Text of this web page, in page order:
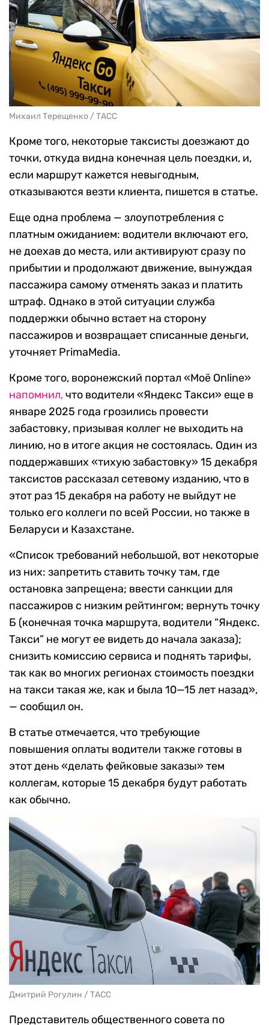
Михаил Терещенко / ТАСС
Кроме того, некоторые таксисты доезжают до
точки, откуда видна конечная цель поездки, и,
если маршрут кажется невыгодным,
отказываются везти клиента, пишется в статье.
Еще одна проблема — злоупотребления с
платным ожиданием: водители включают его,
не доехав до места, или активируют сразу по
прибытии и продолжают движение, вынуждая
пассажира самому отменять заказ и платить
штраф. Однако в этой ситуации служба
поддержки обычно встает на сторону
пассажиров и возвращает списанные деньги,
уточняет PrimaMedia.
Кроме того, воронежский портал «Моё Online»
напомнил,что водители «Яндекс Такси» еще в
январе 2025 года грозились провести
забастовку, призывая коллег не выходить на
линию, но в итоге акция не состоялась. Один из
поддержавших «тихую забастовку» 15 декабря
таксистов рассказал сетевому изданию, что в
этот раз 15 декабря на работу не выйдут не
только его коллеги по всей России, но также в
Беларуси и Казахстане.
«Список требований небольшой, вот некоторые
из них: запретить ставить точку там, где
остановка запрещена; ввести санкции для
пассажиров с низким рейтингом; вернуть точку
Б (конечная точка маршрута, водители “Яндекс.
Такси” не могут ее видеть до начала заказа);
снизить комиссию сервиса и поднять тарифы,
так как во многих регионах стоимость поездки
на такси такая же, как и была 10—15 лет назад»,
— сообщил он.
В статье отмечается, что требующие
повышения оплаты водители также готовы в
этот день «делать фейковые заказы» тем
коллегам, которые 15 декабря будут работать
как обычно.
Дмитрий Рогулин / ТАСС
Представитель общественного совета по